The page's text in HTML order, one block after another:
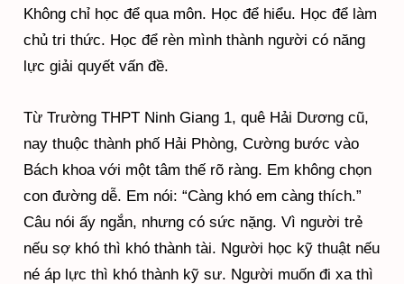
Không chỉ học để qua môn. Học để hiểu. Học để làm
chủ tri thức. Học để rèn mình thành người có năng
lực giải quyết vấn đề.
Từ Trường THPT Ninh Giang 1, quê Hải Dương cũ,
nay thuộc thành phố Hải Phòng, Cường bước vào
Bách khoa với một tâm thế rõ ràng. Em không chọn
con đường dễ. Em nói: “Càng khó em càng thích.”
Câu nói ấy ngắn, nhưng có sức nặng. Vì người trẻ
nếu sợ khó thì khó thành tài. Người học kỹ thuật nếu
né áp lực thì khó thành kỹ sư. Người muốn đi xa thì